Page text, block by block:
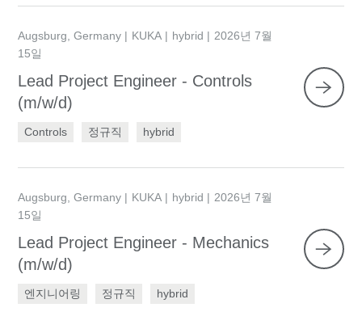
Augsburg, Germany KUKA hybrid
2026년 7월
15일
Lead Project Engineer - Controls
(m/w/d)
Controls 정규직 hybrid
Augsburg, Germany KUKA hybrid
2026년 7월
15일
Lead Project Engineer - Mechanics
(m/w/d)
엔지니어링 정규직 hybrid